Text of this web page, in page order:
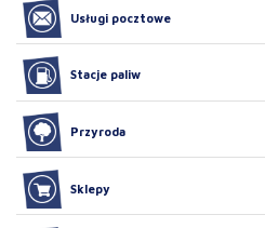
Usługi pocztowe
Stacje paliw
Przyroda
Sklepy